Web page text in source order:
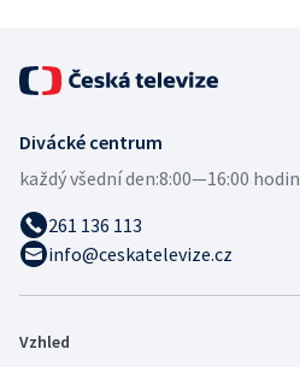
Divácké centrum
každý všední den:8:00—16:00 hodin
261 136 113
info@ceskatelevize.cz
Vzhled